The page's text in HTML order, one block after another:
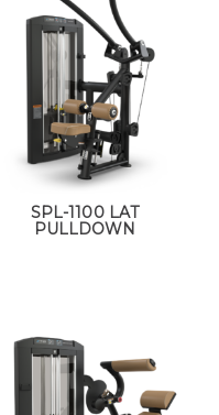
SPL-1100 LAT
PULLDOWN